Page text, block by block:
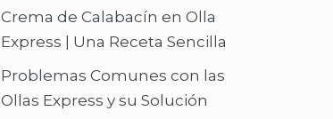
Crema de Calabacín en Olla
Express | Una Receta Sencilla
Problemas Comunes con las
Ollas Express y su Solución